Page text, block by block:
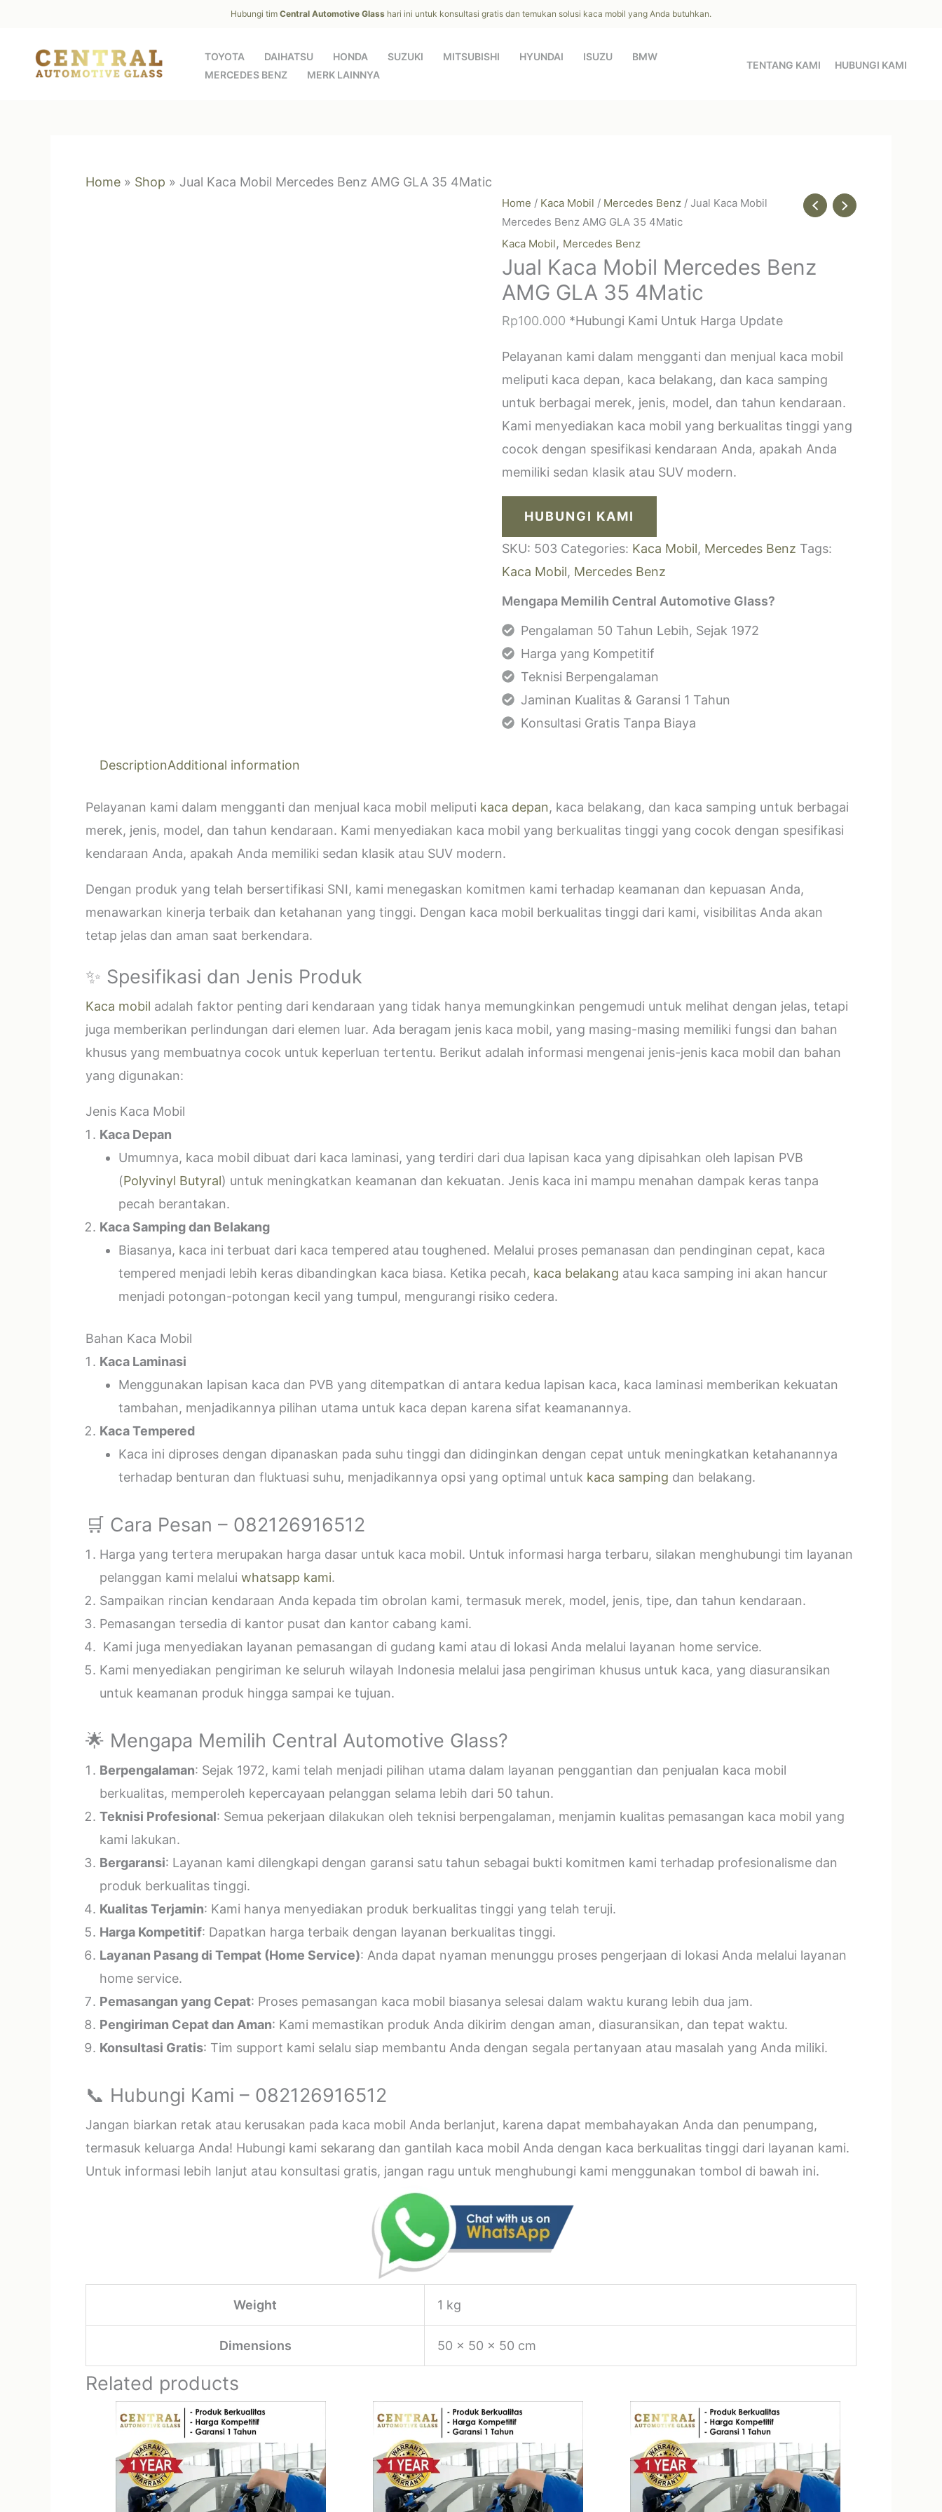
content
Hubungi tim Central Automotive Glass hari ini untuk konsultasi gratis dan temukan solusi kaca mobil yang Anda butuhkan.
TOYOTA DAIHATSU HONDA SUZUKI MITSUBISHI HYUNDAI ISUZU
BMW
MERCEDES BENZ
MERK LAINNYA
TENTANG KAMI HUBUNGI KAMI
Home » Shop » Jual Kaca Mobil Mercedes Benz AMG GLA 35 4Matic
Home / Kaca Mobil / Mercedes Benz / Jual Kaca Mobil
Mercedes Benz AMG GLA 35 4Matic
Kaca Mobil, Mercedes Benz
Jual Kaca Mobil Mercedes Benz
AMG GLA 35 4Matic
Rp100.000 *Hubungi Kami Untuk Harga Update
Pelayanan kami dalam mengganti dan menjual kaca mobil
meliputi kaca depan, kaca belakang, dan kaca samping
untuk berbagai merek, jenis, model, dan tahun kendaraan.
Kami menyediakan kaca mobil yang berkualitas tinggi yang
cocok dengan spesifikasi kendaraan Anda, apakah Anda
memiliki sedan klasik atau SUV modern.
HUBUNGI KAMI
SKU: 503 Categories: Kaca Mobil, Mercedes Benz Tags:
Kaca Mobil, Mercedes Benz
Mengapa Memilih Central Automotive Glass?
Pengalaman 50 Tahun Lebih, Sejak 1972
Harga yang Kompetitif
Teknisi Berpengalaman
Jaminan Kualitas & Garansi 1 Tahun
Konsultasi Gratis Tanpa Biaya
DescriptionAdditional information
Pelayanan kami dalam mengganti dan menjual kaca mobil meliputi kaca depan, kaca belakang, dan kaca samping untuk berbagai
merek, jenis, model, dan tahun kendaraan. Kami menyediakan kaca mobil yang berkualitas tinggi yang cocok dengan spesifikasi
kendaraan Anda, apakah Anda memiliki sedan klasik atau SUV modern.
Dengan produk yang telah bersertifikasi SNI, kami menegaskan komitmen kami terhadap keamanan dan kepuasan Anda,
menawarkan kinerja terbaik dan ketahanan yang tinggi. Dengan kaca mobil berkualitas tinggi dari kami, visibilitas Anda akan
tetap jelas dan aman saat berkendara.
✨ Spesifikasi dan Jenis Produk
Kaca mobil adalah faktor penting dari kendaraan yang tidak hanya memungkinkan pengemudi untuk melihat dengan jelas, tetapi
juga memberikan perlindungan dari elemen luar. Ada beragam jenis kaca mobil, yang masing-masing memiliki fungsi dan bahan
khusus yang membuatnya cocok untuk keperluan tertentu. Berikut adalah informasi mengenai jenis-jenis kaca mobil dan bahan
yang digunakan:
Jenis Kaca Mobil
Kaca Depan
Umumnya, kaca mobil dibuat dari kaca laminasi, yang terdiri dari dua lapisan kaca yang dipisahkan oleh lapisan PVB
(Polyvinyl Butyral) untuk meningkatkan keamanan dan kekuatan. Jenis kaca ini mampu menahan dampak keras tanpa
pecah berantakan.
Kaca Samping dan Belakang
Biasanya, kaca ini terbuat dari kaca tempered atau toughened. Melalui proses pemanasan dan pendinginan cepat, kaca
tempered menjadi lebih keras dibandingkan kaca biasa. Ketika pecah, kaca belakang atau kaca samping ini akan hancur
menjadi potongan-potongan kecil yang tumpul, mengurangi risiko cedera.
Bahan Kaca Mobil
Kaca Laminasi
Menggunakan lapisan kaca dan PVB yang ditempatkan di antara kedua lapisan kaca, kaca laminasi memberikan kekuatan
tambahan, menjadikannya pilihan utama untuk kaca depan karena sifat keamanannya.
Kaca Tempered
Kaca ini diproses dengan dipanaskan pada suhu tinggi dan didinginkan dengan cepat untuk meningkatkan ketahanannya
terhadap benturan dan fluktuasi suhu, menjadikannya opsi yang optimal untuk kaca samping dan belakang.
🛒 Cara Pesan – 082126916512
Harga yang tertera merupakan harga dasar untuk kaca mobil. Untuk informasi harga terbaru, silakan menghubungi tim layanan
pelanggan kami melalui whatsapp kami.
Sampaikan rincian kendaraan Anda kepada tim obrolan kami, termasuk merek, model, jenis, tipe, dan tahun kendaraan.
Pemasangan tersedia di kantor pusat dan kantor cabang kami.
Kami juga menyediakan layanan pemasangan di gudang kami atau di lokasi Anda melalui layanan home service.
Kami menyediakan pengiriman ke seluruh wilayah Indonesia melalui jasa pengiriman khusus untuk kaca, yang diasuransikan
untuk keamanan produk hingga sampai ke tujuan.
🌟 Mengapa Memilih Central Automotive Glass?
Berpengalaman: Sejak 1972, kami telah menjadi pilihan utama dalam layanan penggantian dan penjualan kaca mobil
berkualitas, memperoleh kepercayaan pelanggan selama lebih dari 50 tahun.
Teknisi Profesional: Semua pekerjaan dilakukan oleh teknisi berpengalaman, menjamin kualitas pemasangan kaca mobil yang
kami lakukan.
Bergaransi: Layanan kami dilengkapi dengan garansi satu tahun sebagai bukti komitmen kami terhadap profesionalisme dan
produk berkualitas tinggi.
Kualitas Terjamin: Kami hanya menyediakan produk berkualitas tinggi yang telah teruji.
Harga Kompetitif: Dapatkan harga terbaik dengan layanan berkualitas tinggi.
Layanan Pasang di Tempat (Home Service): Anda dapat nyaman menunggu proses pengerjaan di lokasi Anda melalui layanan
home service.
Pemasangan yang Cepat: Proses pemasangan kaca mobil biasanya selesai dalam waktu kurang lebih dua jam.
Pengiriman Cepat dan Aman: Kami memastikan produk Anda dikirim dengan aman, diasuransikan, dan tepat waktu.
Konsultasi Gratis: Tim support kami selalu siap membantu Anda dengan segala pertanyaan atau masalah yang Anda miliki.
📞 Hubungi Kami – 082126916512
Jangan biarkan retak atau kerusakan pada kaca mobil Anda berlanjut, karena dapat membahayakan Anda dan penumpang,
termasuk keluarga Anda! Hubungi kami sekarang dan gantilah kaca mobil Anda dengan kaca berkualitas tinggi dari layanan kami.
Untuk informasi lebih lanjut atau konsultasi gratis, jangan ragu untuk menghubungi kami menggunakan tombol di bawah ini.
Weight 1 kg
Dimensions 50 × 50 × 50 cm
Related products